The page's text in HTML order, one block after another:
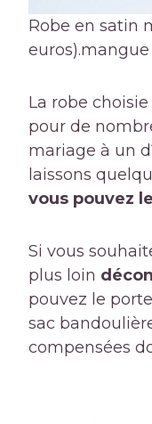
Robe en satin
euros).mangue
La robe
pour de
mariage à un
laissons
vous pouvez
Si vous
plus loin
pouvez le
sac
compensées